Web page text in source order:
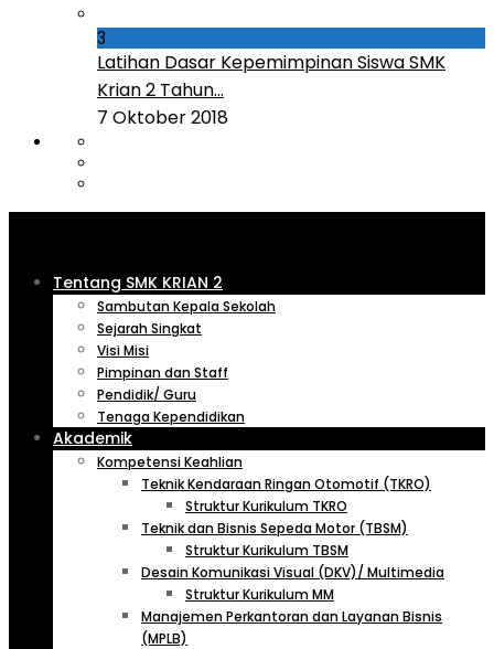
3
Latihan Dasar Kepemimpinan Siswa SMK
Krian 2 Tahun...
7 Oktober 2018
Tentang SMK KRIAN 2
Sambutan Kepala Sekolah
Sejarah Singkat
Visi Misi
Pimpinan dan Staff
Pendidik/ Guru
Tenaga Kependidikan
Akademik
Kompetensi Keahlian
Teknik Kendaraan Ringan Otomotif (TKRO)
Struktur Kurikulum TKRO
Teknik dan Bisnis Sepeda Motor (TBSM)
Struktur Kurikulum TBSM
Desain Komunikasi Visual (DKV)/ Multimedia
Struktur Kurikulum MM
Manajemen Perkantoran dan Layanan Bisnis
(MPLB)